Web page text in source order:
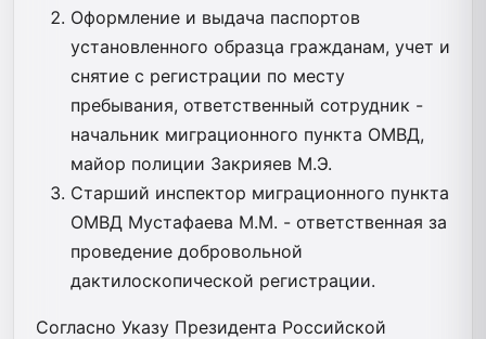
Оформление и выдача паспортов
установленного образца гражданам, учет и
снятие с регистрации по месту
пребывания, ответственный сотрудник -
начальник миграционного пункта ОМВД,
майор полиции Закрияев М.Э.
Старший инспектор миграционного пункта
ОМВД Мустафаева М.М. - ответственная за
проведение добровольной
дактилоскопической регистрации.
Согласно Указу Президента Российской